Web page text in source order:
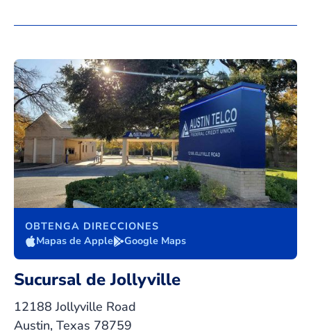
OBTENGA DIRECCIONES
Mapas de Apple
Google Maps
Sucursal de Jollyville
12188 Jollyville Road
Austin, Texas 78759